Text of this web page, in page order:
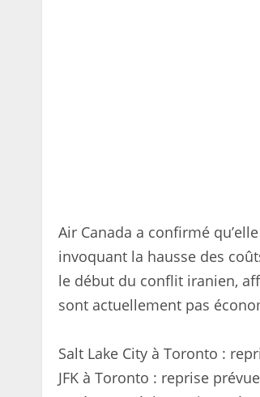
Air Canada a confirmé
invoquant la hausse des
le début du conflit iranien,
sont actuellement pas
Salt Lake City à Toronto :
JFK à Toronto : reprise